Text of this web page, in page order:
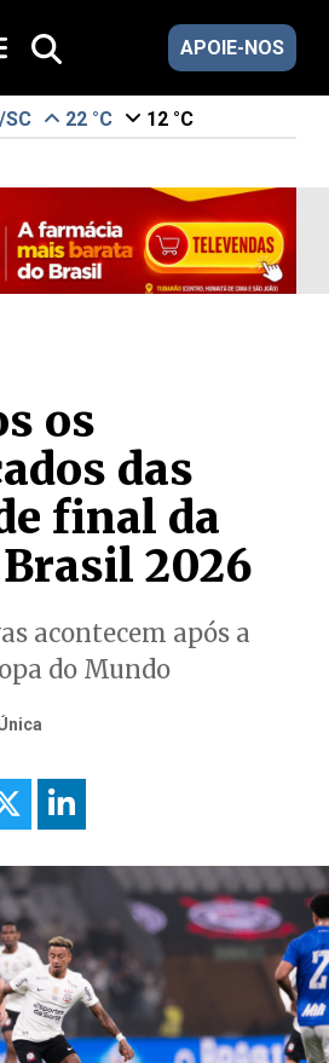
APOIE-NOS
22 °C 12 °C
os
das
final da
2026
acontecem após a
do Mundo